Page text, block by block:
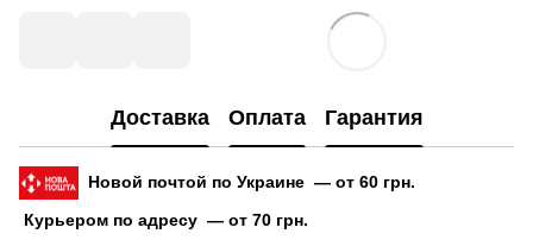
Доставка Оплата Гарантия
Новой почтой по Украине — от 60 грн.
Курьером по адресу — от 70 грн.